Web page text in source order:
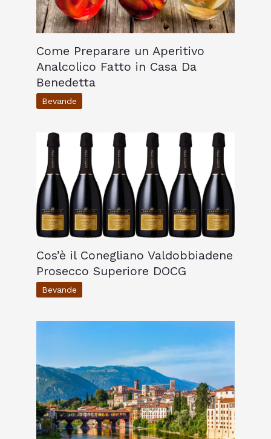
Come Preparare un Aperitivo
Analcolico Fatto in Casa Da
Benedetta
Bevande
Cos’è il Conegliano Valdobbiadene
Prosecco Superiore DOCG
Bevande